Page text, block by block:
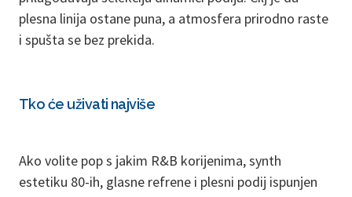
plesna linija ostane puna, a atmosfera prirodno raste
i spušta se bez prekida.
Tko će uživati najviše
Ako volite pop s jakim R&B korijenima, synth
estetiku 80-ih, glasne refrene i plesni podij ispunjen